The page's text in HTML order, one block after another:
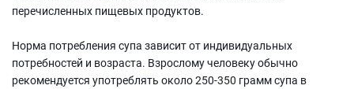
перечисленных пищевых продуктов.
Норма потребления супа зависит от индивидуальных
потребностей и возраста. Взрослому человеку обычно
рекомендуется употреблять около 250-350 грамм супа в